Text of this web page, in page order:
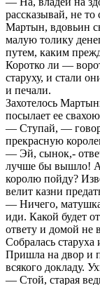
рассказывай, не
Мартын, вдовьин
малую толику
путем, каким
Коротко ли —
старуху, и стали
и печали.
Захотелось
посылает ее
— Ступай, —
прекрасную
— Эй, сынок,-
лучше бы вышло! А
королю пойду?
велит казни
— Ничего,
иди. Какой будет
ответу и домой не
Собралась старуха
Пришла на двор и
всякого докладу.
— Стой, старая